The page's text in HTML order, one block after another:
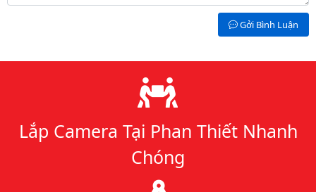
Gởi Bình Luận
Lý do chọn chúng tôi
Lắp Camera Tại Phan Thiết Nhanh
Chóng